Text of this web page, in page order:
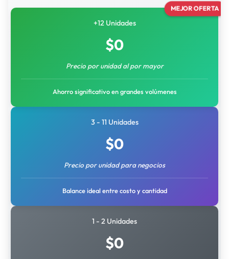
MEJOR OFERTA
+12 Unidades
$0
Precio por unidad al por mayor
Ahorro significativo en grandes volúmenes
3 - 11 Unidades
$0
Precio por unidad para negocios
Balance ideal entre costo y cantidad
1 - 2 Unidades
$0